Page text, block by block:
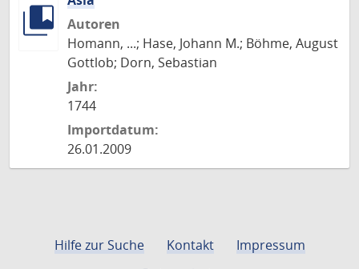
Autoren
Homann, ...; Hase, Johann M.; Böhme, August
Gottlob; Dorn, Sebastian
Jahr:
1744
Importdatum:
26.01.2009
Hilfe zur Suche Kontakt
Impressum